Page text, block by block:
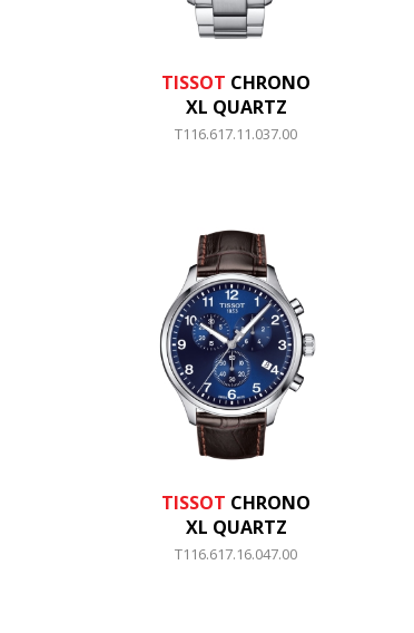
TISSOT CHRONO
XL QUARTZ
T116.617.11.037.00
TISSOT CHRONO
XL QUARTZ
T116.617.16.047.00